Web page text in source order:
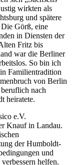
wirkten als
und spätere
Görß, eine
in Diensten der
Fritz bis
war die Berliner
So bin ich
Familientradition
von Berlin
nach
heiratete.
e.V.
Knauf in Landau.
der Humboldt-
und
helfen.